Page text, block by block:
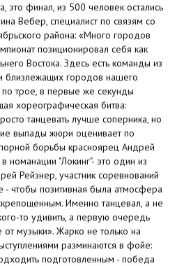
это финал, из 500 человек остались
Вебер, специалист по связям со
района: «Много городов
позиционировал себя как
Востока. Здесь есть команды из
близлежащих городов нашего
трое, в первые же секунды
хореографическая битва:
танцевать лучше соперника, но
выпады жюри оценивает по
борьбы красноярец Андрей
номанации "Локинг"- это один из
Рейзнер, участник соревнований
- чтобы позитивная была атмосфера
Именно танцевал, а не
то удивить, а первую очередь
музыки». Жарко не только на
разминаются в фойе:
подготовленным - победа